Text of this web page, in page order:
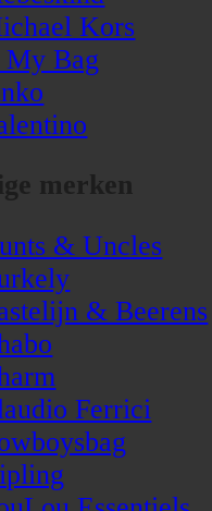
Kors
My Bag
merken
& Uncles
& Beerens
Ferrici